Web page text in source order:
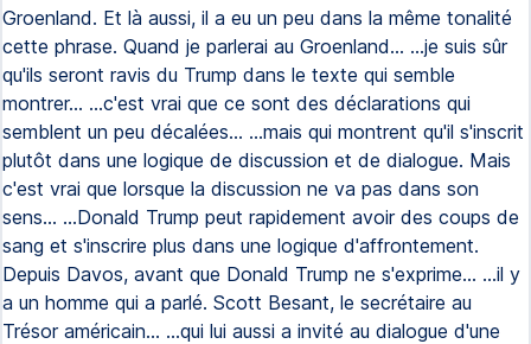
Groenland. Et là aussi, il a eu un peu dans la même tonalité
cette phrase. Quand je parlerai au Groenland... ...je suis sûr
qu'ils seront ravis du Trump dans le texte qui semble
montrer... ...c'est vrai que ce sont des déclarations qui
semblent un peu décalées... ...mais qui montrent qu'il s'inscrit
plutôt dans une logique de discussion et de dialogue. Mais
c'est vrai que lorsque la discussion ne va pas dans son
sens... ...Donald Trump peut rapidement avoir des coups de
sang et s'inscrire plus dans une logique d'affrontement.
Depuis Davos, avant que Donald Trump ne s'exprime... ...il y
a un homme qui a parlé. Scott Besant, le secrétaire au
Trésor américain... ...qui lui aussi a invité au dialogue d'une